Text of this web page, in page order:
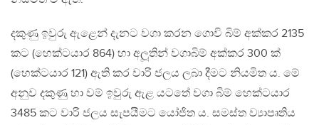
දකුණු ඉවුරු ඇළෙන් දැනට වගා කරන ගොවි බිම් අක්කර 2135
කට (හෙක්ටයාර 864) හා අලූතින් වගාබිම් අක්කර 300 ක්
(හෙක්ටයාර 121) ඇති කර වාරි ජලය ලබා දීමට නියමිත ය. මේ
අනුව දකුණු හා වම් ඉවුරු ඇළ යටතේ වගා බිම් හෙක්ටයාර
3485 කට වාරි ජලය සැපයීමට යෝජිත ය. සමස්ත ව්‍යාපෘතිය